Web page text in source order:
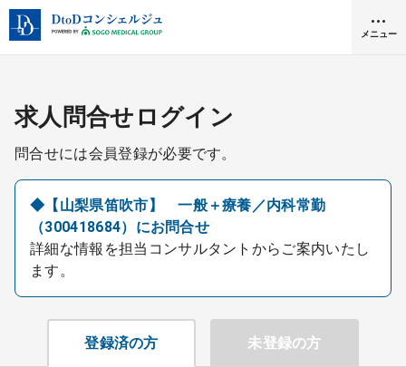
メニュー
クリニック開業
DtoDとは
お問合せ
医院の譲渡・売却をお考えの方
採用をお考えの医療機関の方
求人問合せログイン
問合せには会員登録が必要です。
◆【山梨県笛吹市】 一般＋療養／内科常勤
（300418684）にお問合せ
詳細な情報を担当コンサルタントからご案内いたし
ます。
登録済の方 未登録の方